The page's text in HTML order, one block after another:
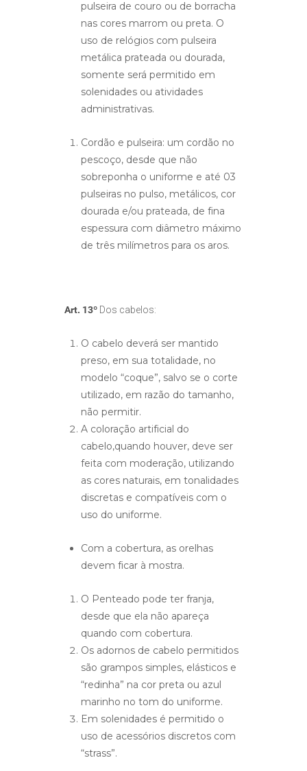
pulseira de couro ou de borracha
nas cores marrom ou preta. O
uso de relógios com pulseira
metálica prateada ou dourada,
somente será permitido em
solenidades ou atividades
administrativas.
Cordão e pulseira: um cordão no
pescoço, desde que não
sobreponha o uniforme e até 03
pulseiras no pulso, metálicos, cor
dourada e/ou prateada, de fina
espessura com diâmetro máximo
de três milímetros para os aros.
Art. 13º Dos cabelos:
O cabelo deverá ser mantido
preso, em sua totalidade, no
modelo “coque”, salvo se o corte
utilizado, em razão do tamanho,
não permitir.
A coloração artificial do
cabelo,quando houver, deve ser
feita com moderação, utilizando
as cores naturais, em tonalidades
discretas e compatíveis com o
uso do uniforme.
Com a cobertura, as orelhas
devem ficar à mostra.
O Penteado pode ter franja,
desde que ela não apareça
quando com cobertura.
Os adornos de cabelo permitidos
são grampos simples, elásticos e
“redinha” na cor preta ou azul
marinho no tom do uniforme.
Em solenidades é permitido o
uso de acessórios discretos com
“strass”.